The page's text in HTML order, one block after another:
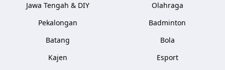
Jawa Tengah & DIY
Pekalongan
Batang
Kajen
Olahraga
Badminton
Bola
Esport